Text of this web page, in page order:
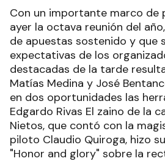
Con un importante marco de
ayer la octava reunión del
de apuestas sostenido y que
expectativas de los
destacadas de la tarde
Matías Medina y José
en dos oportunidades las
Edgardo Rivas El zaino de la
Nietos, que contó con la
piloto Claudio Quiroga, hizo
"Honor and glory" sobre la